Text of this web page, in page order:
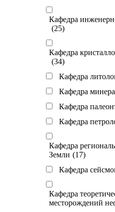
Кафедра
(25)
Кафедра
(34)
Кафедра
Кафедра
Кафедра
Кафедра
Кафедра
Земли (17)
Кафедра
Кафедра
месторождений